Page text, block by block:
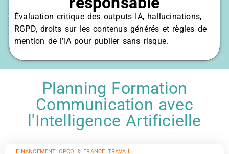
Évaluation critique des outputs IA, hallucinations,
RGPD, droits sur les contenus générés et règles de
mention de l’IA pour publier sans risque.
Planning Formation
Communication avec
l'Intelligence Artificielle
FINANCEMENT OPCO & FRANCE TRAVAIL